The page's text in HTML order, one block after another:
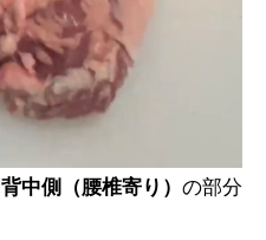
背中側（腰椎寄り） の部分